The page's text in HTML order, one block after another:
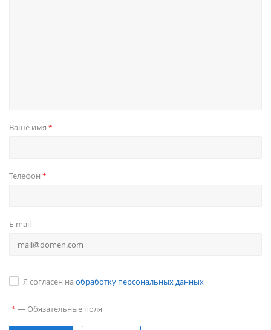
Ваше имя *
Телефон *
E-mail
Я согласен на обработку персональных данных
* — Обязательные поля